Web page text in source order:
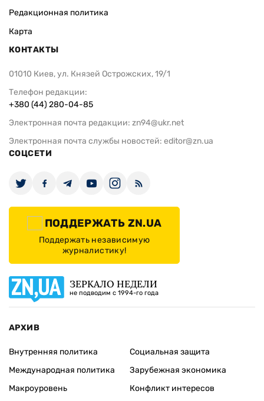
Редакционная политика
Карта
КОНТАКТЫ
01010 Киев, ул. Князей Острожских, 19/1
Телефон редакции:
+380 (44) 280-04-85
Электронная почта редакции: zn94@ukr.net
Электронная почта службы новостей: editor@zn.ua
СОЦСЕТИ
ПОДДЕРЖАТЬ ZN.UA
Поддержать независимую
журналистику!
ЗЕРКАЛО НЕДЕЛИ
не подводим с 1994-го года
АРХИВ
Внутренняя политика
Международная политика
Макроуровень
Социальная защита
Зарубежная экономика
Конфликт интересов